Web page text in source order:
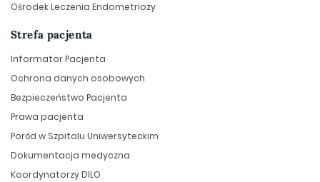
Ośrodek Leczenia Endometriozy
Strefa pacjenta
Informator Pacjenta
Ochrona danych osobowych
Bezpieczeństwo Pacjenta
Prawa pacjenta
Poród w Szpitalu Uniwersyteckim
Dokumentacja medyczna
Koordynatorzy DILO